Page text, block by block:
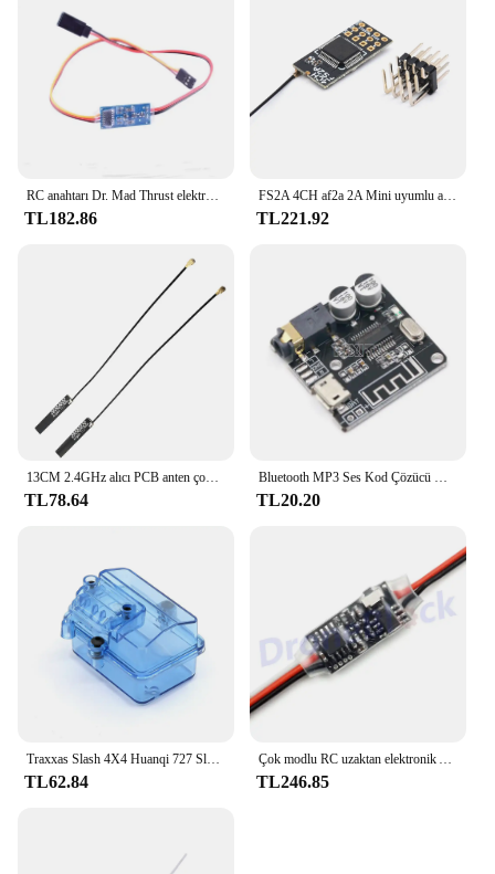
RC anahtarı Dr. Mad Thrust elektronik alıcı uçaklar tekneler için On/Off anahtarı kumandalı
TL182.86
FS2A 4CH af2a 2A Mini uyumlu alıcı PWM çıkışı için Flysky i6 i6X i6S verici uzaktan kumanda
TL221.92
13CM 2.4GHz alıcı PCB anten çok yönlü yüksek kazanç 4dBi için Flysky Futaba FrSky D4R-II X8R alıcı RC parçaları
TL78.64
Bluetooth MP3 Ses Kod Çözücü Kurulu 4.1 5.0 Kayıpsız Araba Hoparlör ses amplifikatörü Kurulu Kablosuz Stereo Alıcı Modülü VHM-314
TL20.20
Traxxas Slash 4X4 Huanqi 727 Slash HPS için su geçirmez alıcı kutusu RC araba tekne bitki koruma Drone tarım FPV
TL62.84
Çok modlu RC uzaktan elektronik AUX kanal açma/kapama anahtarı araba PWM kontrollü anahtar alıcı kontrol modülü
TL246.85